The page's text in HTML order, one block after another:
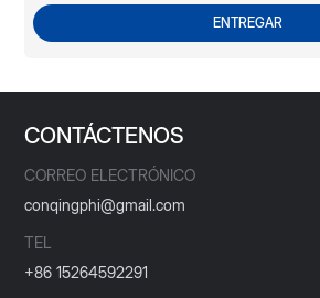
ENTREGAR
CONTÁCTENOS
CORREO ELECTRÓNICO
conqingphi@gmail.com
TEL
+86 15264592291